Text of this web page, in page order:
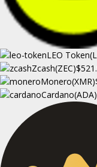
LEO
Zcash(ZEC)
Monero(XMR)
Cardano(ADA)